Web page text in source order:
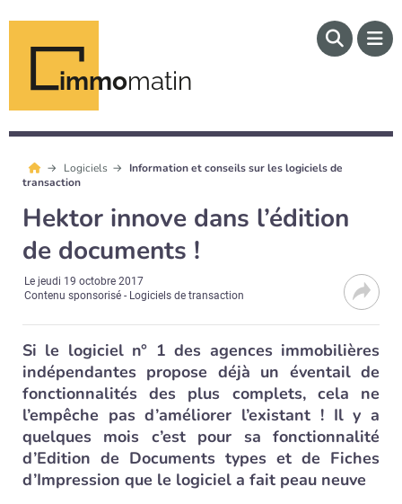
immomatin
Logiciels
Information et conseils sur les logiciels de
transaction
Hektor innove dans l’édition
de documents !
Lejeudi 19 octobre 2017
Contenu sponsorisé - Logiciels de transaction
Si le logiciel n° 1 des agences immobilières
indépendantes propose déjà un éventail de
fonctionnalités des plus complets, cela ne
l’empêche pas d’améliorer l’existant ! Il y a
quelques mois c’est pour sa fonctionnalité
d’Edition de Documents types et de Fiches
d’Impression que le logiciel a fait peau neuve